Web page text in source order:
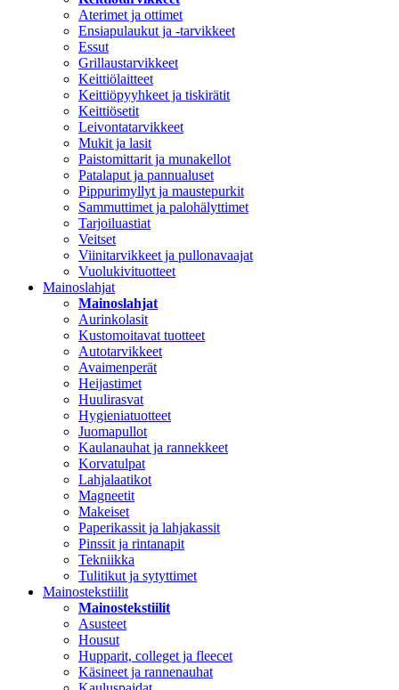
Aterimet ja ottimet
Ensiapulaukut ja -tarvikkeet
Essut
Grillaustarvikkeet
Keittiölaitteet
Keittiöpyyhkeet ja tiskirätit
Keittiösetit
Leivontatarvikkeet
Mukit ja lasit
Paistomittarit ja munakellot
Patalaput ja pannualuset
Pippurimyllyt ja maustepurkit
Sammuttimet ja palohälyttimet
Tarjoiluastiat
Veitset
Viinitarvikkeet ja pullonavaajat
Vuolukivituotteet
Mainoslahjat
Mainoslahjat
Aurinkolasit
Kustomoitavat tuotteet
Autotarvikkeet
Avaimenperät
Heijastimet
Huulirasvat
Hygieniatuotteet
Juomapullot
Kaulanauhat ja rannekkeet
Korvatulpat
Lahjalaatikot
Magneetit
Makeiset
Paperikassit ja lahjakassit
Pinssit ja rintanapit
Tekniikka
Tulitikut ja sytyttimet
Mainostekstiilit
Mainostekstiilit
Asusteet
Housut
Hupparit, colleget ja fleecet
Käsineet ja rannenauhat